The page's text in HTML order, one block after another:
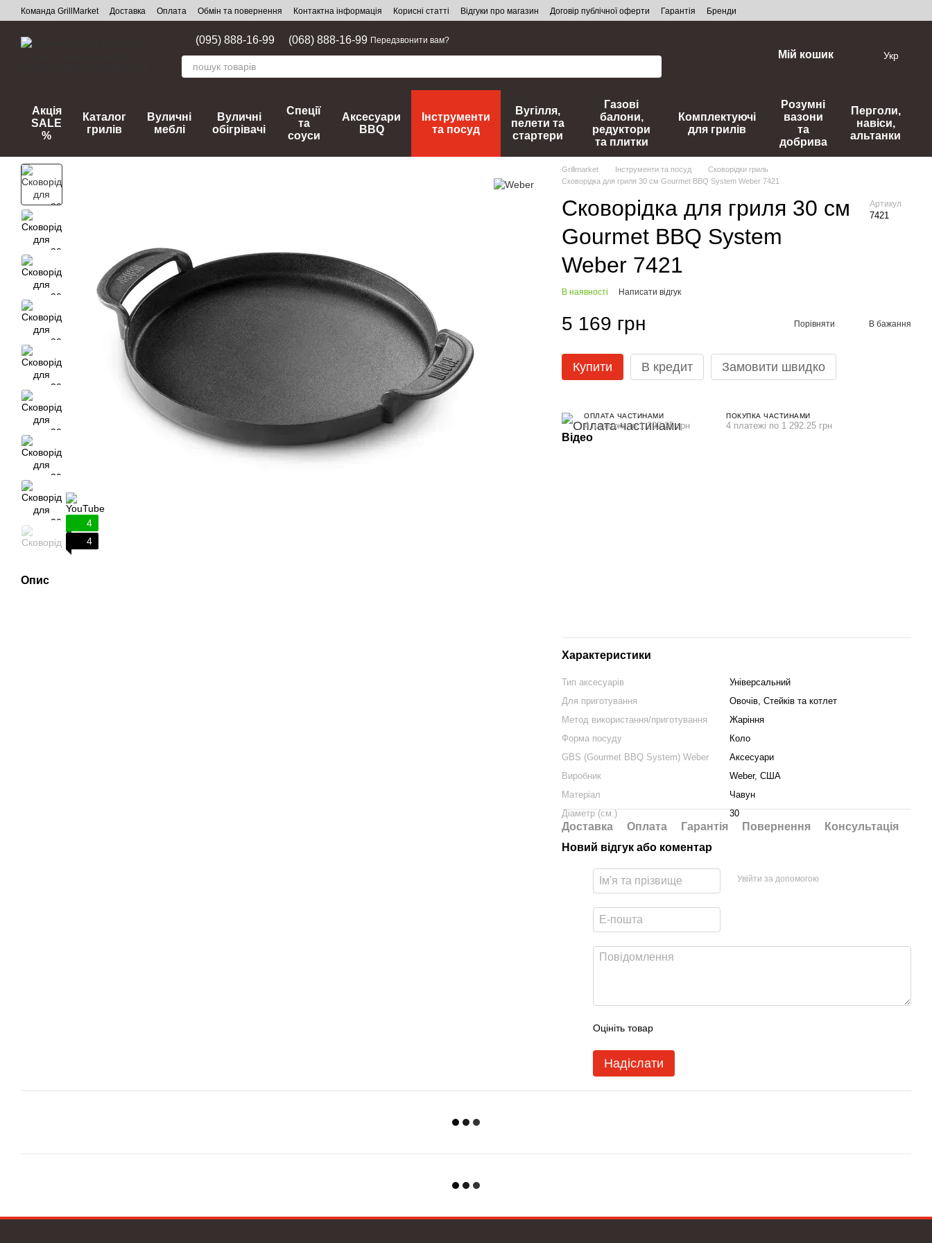
Перейти до основного контенту
Команда GrillMarket Доставка Оплата Обмін та повернення Контактна інформація Корисні статті Відгуки про магазин Договір публічної оферти Гарантія Бренди
(095) 888-16-99 (068) 888-16-99 Передзвонити вам?
Мій кошик Укр
Акція
SALE
%
Каталог
грилів
Вуличні
меблі
Вуличні
обігрівачі
Спеції
та
соуси
Аксесуари
BBQ
Інструменти
та посуд
Вугілля,
пелети та
стартери
Газові
балони,
редуктори
та плитки
Комплектуючі
для грилів
Розумні
вазони
та
добрива
Перголи,
навіси,
альтанки
4
4
Опис
Grillmarket Інструменти та посуд
Сковорідки гриль
Сковорідка для гриля 30 см Gourmet BBQ System Weber 7421
Сковорідка для гриля 30 см
Gourmet BBQ System
Weber 7421
Артикул
7421
В наявності Написати відгук
5 169 грн Порівняти В бажання
Купити В кредит Замовити швидко
ОПЛАТА ЧАСТИНАМИ
4 платежі по 1 292.25 грн
ПОКУПКА ЧАСТИНАМИ
4 платежі по 1 292.25 грн
Відео
Характеристики
Тип аксесуарів
Універсальний
Для приготування
Овочів, Стейків та котлет
Метод використання/приготування
Жаріння
Форма посуду
Коло
GBS (Gourmet BBQ System) Weber
Аксесуари
Виробник
Weber, США
Матеріал
Чавун
Діаметр (см.)
30
Доставка Оплата Гарантія Повернення
Консультація
Новий відгук або коментар
Увійти за допомогою
Оцініть товар
Надіслати